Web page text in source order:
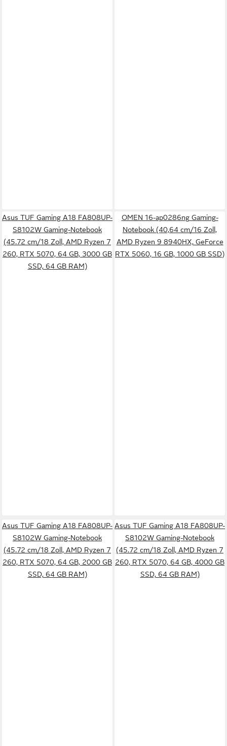
Asus TUF Gaming A18 FA808UP-
S8102W Gaming-Notebook
(45.72 cm/18 Zoll, AMD Ryzen 7
260, RTX 5070, 64 GB, 3000 GB
SSD, 64 GB RAM)
OMEN 16-ap0286ng Gaming-
Notebook (40,64 cm/16 Zoll,
AMD Ryzen 9 8940HX, GeForce
RTX 5060, 16 GB, 1000 GB SSD)
Asus TUF Gaming A18 FA808UP-
S8102W Gaming-Notebook
(45.72 cm/18 Zoll, AMD Ryzen 7
260, RTX 5070, 64 GB, 2000 GB
SSD, 64 GB RAM)
Asus TUF Gaming A18 FA808UP-
S8102W Gaming-Notebook
(45.72 cm/18 Zoll, AMD Ryzen 7
260, RTX 5070, 64 GB, 4000 GB
SSD, 64 GB RAM)